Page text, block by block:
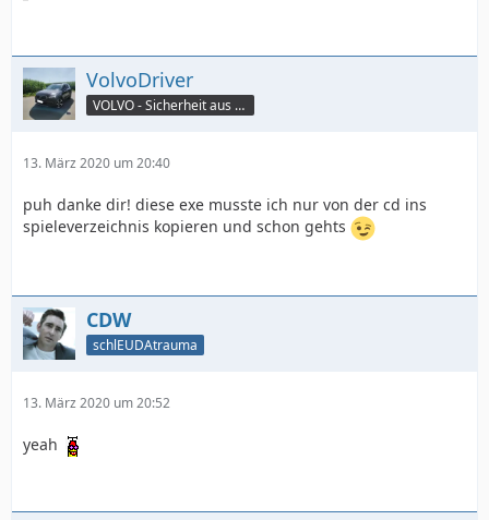
VolvoDriver
VOLVO - Sicherheit aus Schwedenstahl
13. März 2020 um 20:40
puh danke dir! diese exe musste ich nur von der cd ins
spieleverzeichnis kopieren und schon gehts
CDW
schlEUDAtrauma
13. März 2020 um 20:52
yeah